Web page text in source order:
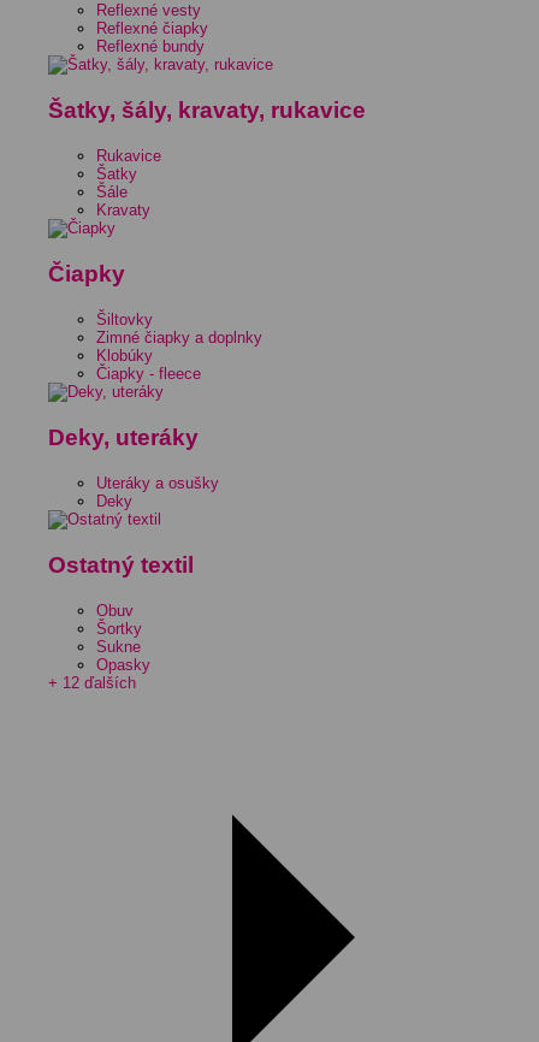
Reflexné vesty
Reflexné čiapky
Reflexné bundy
Šatky, šály, kravaty, rukavice
Rukavice
Šatky
Šále
Kravaty
Čiapky
Šiltovky
Zimné čiapky a doplnky
Klobúky
Čiapky - fleece
Deky, uteráky
Uteráky a osušky
Deky
Ostatný textil
Obuv
Šortky
Sukne
Opasky
+ 12 ďalších